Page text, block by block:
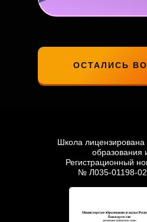
ОСТАЛИСЬ
Школа
образования
Регистрационный
№ Л035-01198-